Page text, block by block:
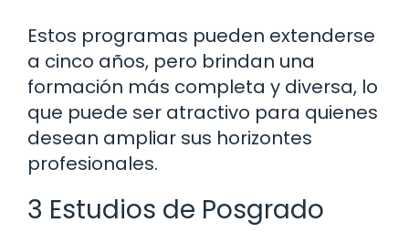
Estos programas pueden extenderse
a cinco años, pero brindan una
formación más completa y diversa, lo
que puede ser atractivo para quienes
desean ampliar sus horizontes
profesionales.
3 Estudios de Posgrado